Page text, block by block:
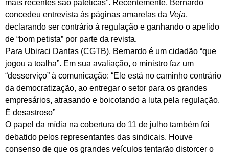
mais recentes são patéticas”. Recentemente, Bernardo
concedeu entrevista às páginas amarelas da Veja,
declarando ser contrário à regulação e ganhando o apelido
de “bom petista” por parte da revista.
Para Ubiraci Dantas (CGTB), Bernardo é um cidadão “que
jogou a toalha”. Em sua avaliação, o ministro faz um
“desserviço” à comunicação: “Ele está no caminho contrário
da democratização, ao entregar o setor para os grandes
empresários, atrasando e boicotando a luta pela regulação.
É desastroso”
O papel da mídia na cobertura do 11 de julho também foi
debatido pelos representantes das sindicais. Houve
consenso de que os grandes veículos tentarão distorcer o